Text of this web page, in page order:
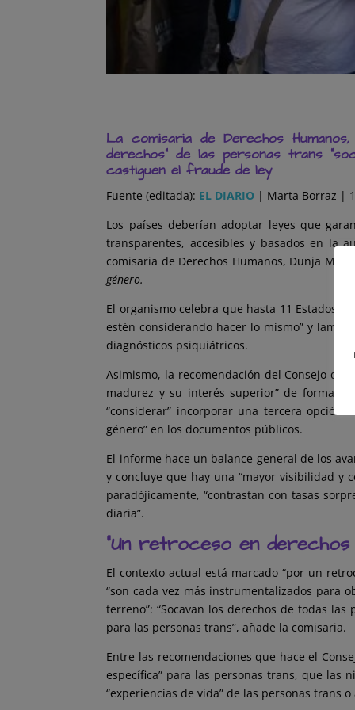
La comisaria de Derechos
derechos” de las personas trans
castiguen el fraude de ley
Fuente (editada): EL DIARIO | Marta Borraz |
Los países deberían adoptar leyes que
transparentes, accesibles y basados en la
comisaria de Derechos Humanos, Dunja
género.
El organismo celebra que hasta 11 Estados
estén considerando hacer lo mismo” y
diagnósticos psiquiátricos.
Asimismo, la recomendación del Consejo de
madurez y su interés superior” de forma
“considerar” incorporar una tercera
género” en los documentos públicos.
El informe hace un balance general de los
y concluye que hay una “mayor visibilidad y
paradójicamente, “contrastan con tasas
diaria”.
“Un retroceso en derechos
El contexto actual está marcado “por un
“son cada vez más instrumentalizados para
terreno”: “Socavan los derechos de todas
para las personas trans”, añade la comisaria.
Entre las recomendaciones que hace el
específica” para las personas trans, que las
“experiencias de vida” de las personas trans